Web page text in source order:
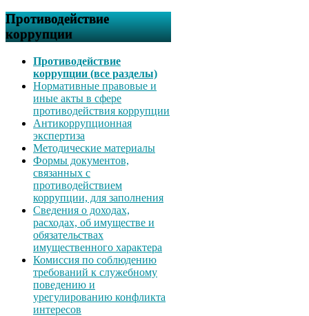
Противодействие
коррупции
Противодействие
коррупции (все разделы)
Нормативные правовые и
иные акты в сфере
противодействия коррупции
Антикоррупционная
экспертиза
Методические материалы
Формы документов,
связанных с
противодействием
коррупции, для заполнения
Сведения о доходах,
расходах, об имуществе и
обязательствах
имущественного характера
Комиссия по соблюдению
требований к служебному
поведению и
урегулированию конфликта
интересов